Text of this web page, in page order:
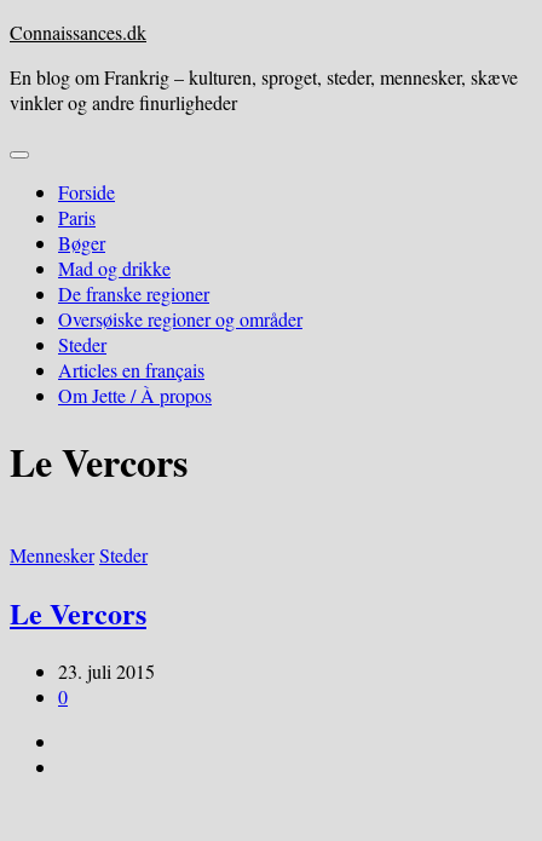
Skip
content
Connaissances.dk
En blog om Frankrig – kulturen, sproget, steder, mennesker, skæve
vinkler og andre finurligheder
Expand
Forside
Paris
Bøger
Mad og drikke
De franske regioner
Oversøiske regioner og områder
Steder
Articles en français
Om Jette / À propos
Le Vercors
MenneskerSteder
Le Vercors
23. juli 2015
0